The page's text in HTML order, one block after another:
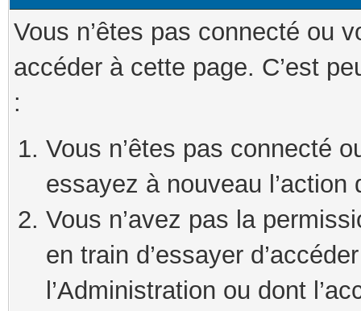
Vous n’êtes pas connecté ou
accéder à cette page. C’est
:
Vous n’êtes pas connecté
essayez à nouveau
Vous n’avez pas la
en train d’essayer
l’Administration ou dont